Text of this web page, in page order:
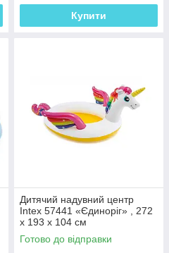
Купити
Дитячий надувний центр
Intex 57441 «Єдиноріг» , 272
х 193 х 104 см
Готово до відправки